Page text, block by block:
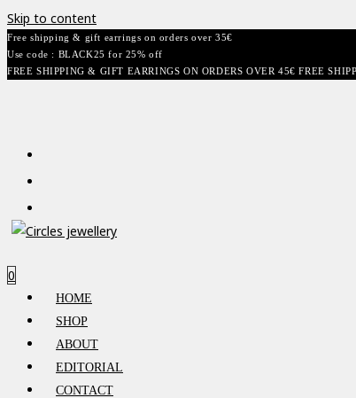
Skip to content
Free shipping & gift earrings on orders over 35€
Use code : BLACK25 for 25% off
FREE SHIPPING & GIFT EARRINGS ON ORDERS OVER 45€ FREE
0
HOME
SHOP
ABOUT
EDITORIAL
CONTACT